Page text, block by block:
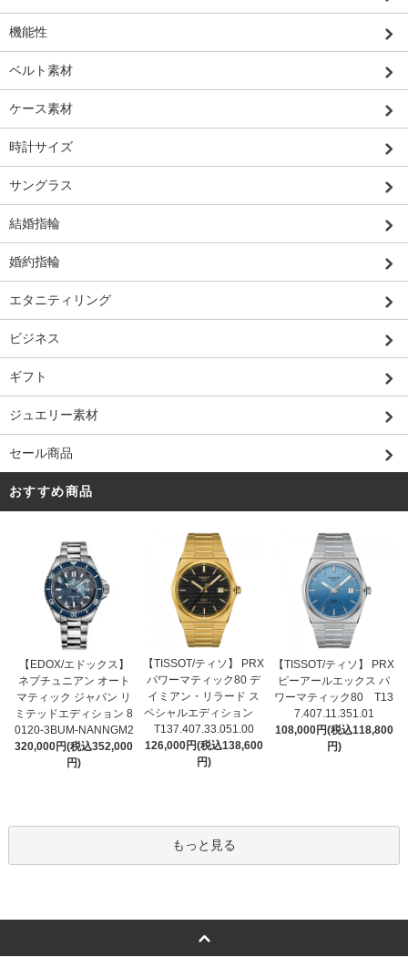
機能性
ベルト素材
ケース素材
時計サイズ
サングラス
結婚指輪
婚約指輪
エタニティリング
ビジネス
ギフト
ジュエリー素材
セール商品
おすすめ商品
【EDOX/エドックス】
ネプチュニアン オート
マティック ジャパン リ
ミテッドエディション 8
0120-3BUM-NANNGM2
320,000円(税込352,000
円)
【TISSOT/ティソ】 PRX
パワーマティック80 デ
イミアン・リラード ス
ペシャルエディション
T137.407.33.051.00
126,000円(税込138,600
円)
【TISSOT/ティソ】 PRX
ピーアールエックス パ
ワーマティック80 T13
7.407.11.351.01
108,000円(税込118,800
円)
もっと見る